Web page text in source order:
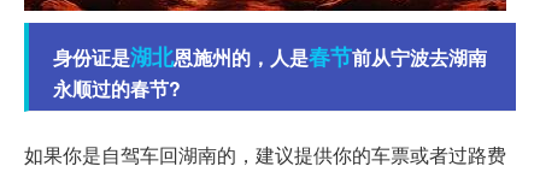
身份证是湖北恩施州的，人是春节前从宁波去湖南
永顺过的春节?
如果你是自驾车回湖南的，建议提供你的车票或者过路费